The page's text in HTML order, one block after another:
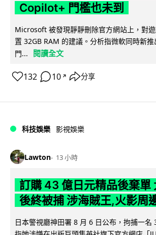
Copilot+ 門檻也未到
Microsoft 被發現靜靜刪除官方網站上，對
置 32GB RAM 的建議。分析指微軟同時新
門...
閱讀全文
132 10 ↗ 分享
科技娛樂 影視娛樂
Lawton 13 小時
訂購 43 億日元精品後棄單
後終被捕 涉海賊王,火影周
日本警視廳神田署 8 月 6 日公布，拘捕一名